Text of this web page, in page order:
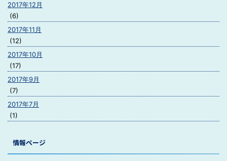
2017年12月
(6)
2017年11月
(12)
2017年10月
(17)
2017年9月
(7)
2017年7月
(1)
情報ページ